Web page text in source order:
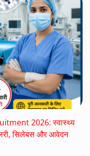
2026: स्वास्थ्य
सिलेबस और आवेदन